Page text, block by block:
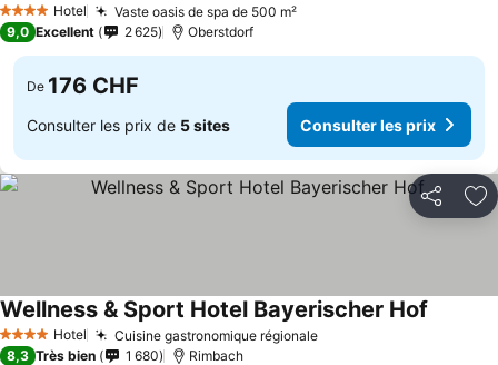
4 Étoiles Hotel Vaste oasis de spa de 500 m²Consulter les prix
Consulter les prix
9,0 Excellent 2 625 Oberstdorf
De 176 CHF
Consulter les prix de 5 sites Consulter les prix
Partager
4 Étoiles Hotel Cuisine gastronomique régionaleConsulter les prix
Wellness & Sport Hotel Bayerischer Hof
8,3 Très bien 1 680 Rimbach